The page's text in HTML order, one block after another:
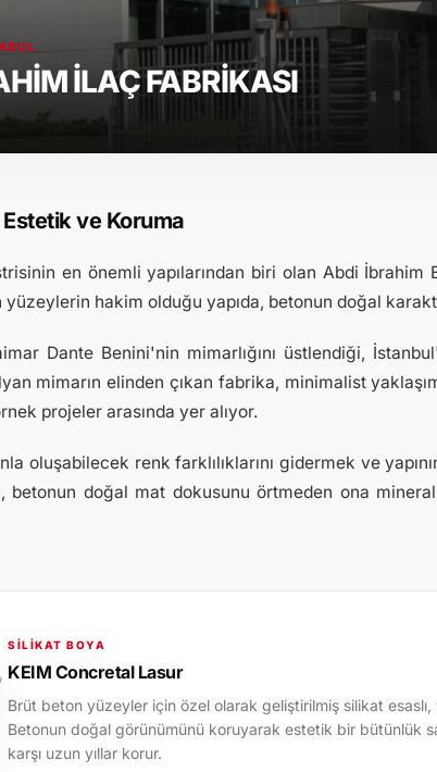
İLAÇ FABRİKASI
ve Koruma
en önemli yapılarından biri olan Abdi
yüzeylerin hakim olduğu yapıda, betonun doğal
Dante Benini'nin mimarlığını üstlendiği,
mimarın elinden çıkan fabrika, minimalist
projeler arasında yer alıyor.
oluşabilecek renk farklılıklarını gidermek ve
betonun doğal mat dokusunu örtmeden ona
SILIKAT BOYA
KEIM Concretal Lasur
Brüt beton yüzeyler için özel olarak geliştirilmiş silikat
Betonun doğal görünümünü koruyarak estetik bir bütünlük
karşı uzun yıllar korur.